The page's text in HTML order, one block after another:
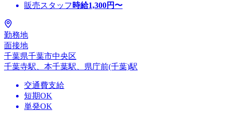
販売スタッフ 時給1,300円〜
勤務地
面接地
千葉県千葉市中央区
千葉寺駅、本千葉駅、県庁前(千葉)駅
交通費支給
短期OK
単発OK